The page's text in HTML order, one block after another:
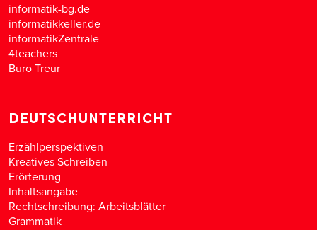
informatik-bg.de
informatikkeller.de
informatikZentrale
4teachers
Buro Treur
DEUTSCHUNTERRICHT
Erzählperspektiven
Kreatives Schreiben
Erörterung
Inhaltsangabe
Rechtschreibung: Arbeitsblätter
Grammatik